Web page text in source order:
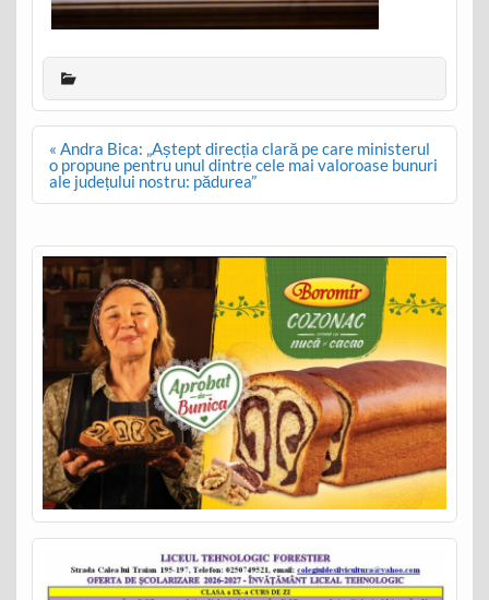
Post
navigation
« Andra Bica: „Aștept direcția clară pe care ministerul
o propune pentru unul dintre cele mai valoroase bunuri
ale județului nostru: pădurea”